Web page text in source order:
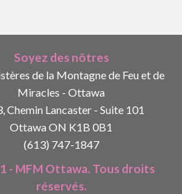
Soyez des nôtres
de la Montagne de Feu et de
Miracles - Ottawa
Chemin Lancaster - Suite 101
Ottawa ON K1B 0B1
(613) 747-1847
- MFM Ottawa. Tous droits
réservés.